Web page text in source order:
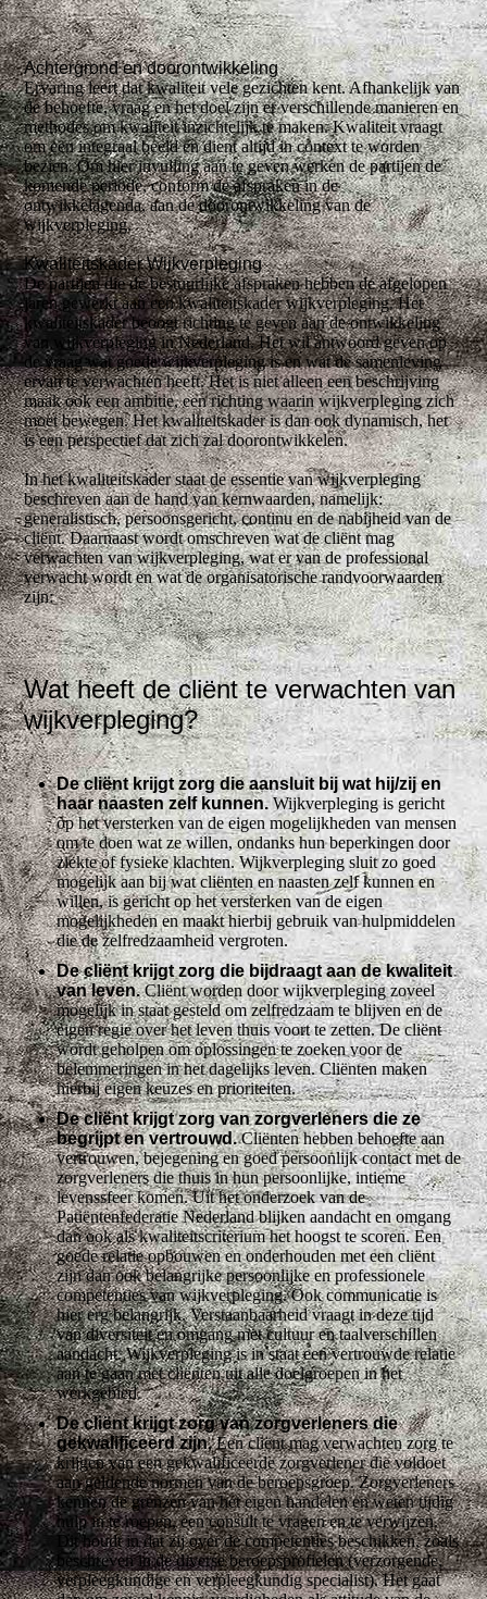
Achtergrond en doorontwikkeling
Ervaring leert dat kwaliteit vele gezichten kent. Afhankelijk van
de behoefte, vraag en het doel zijn er verschillende manieren en
methodes om kwaliteit inzichtelijk te maken. Kwaliteit vraagt
om een integraal beeld en dient altijd in context te worden
bezien. Om hier invulling aan te geven werken de partijen de
komende periode, conform de afspraken in de
ontwikkelagenda, aan de doorontwikkeling van de
wijkverpleging.
Kwaliteitskader Wijkverpleging
De partijen die de bestuurlijke afspraken hebben de afgelopen
jaren gewerkt aan een kwaliteitskader wijkverpleging. Het
kwaliteitskader beoogt richting te geven aan de ontwikkeling
van wijkverpleging in Nederland. Het wil antwoord geven op
de vraag wat goede wijkverpleging is en wat de samenleving
ervan te verwachten heeft. Het is niet alleen een beschrijving
maak ook een ambitie, een richting waarin wijkverpleging zich
moet bewegen. Het kwaliteitskader is dan ook dynamisch, het
is een perspectief dat zich zal doorontwikkelen.
In het kwaliteitskader staat de essentie van wijkverpleging
beschreven aan de hand van kernwaarden, namelijk:
generalistisch, persoonsgericht, continu en de nabijheid van de
cliënt. Daarnaast wordt omschreven wat de cliënt mag
verwachten van wijkverpleging, wat er van de professional
verwacht wordt en wat de organisatorische randvoorwaarden
zijn:
Wat heeft de cliënt te verwachten van
wijkverpleging?
De cliënt krijgt zorg die aansluit bij wat hij/zij en
haar naasten zelf kunnen.Wijkverpleging is gericht
op het versterken van de eigen mogelijkheden van mensen
om te doen wat ze willen, ondanks hun beperkingen door
ziekte of fysieke klachten. Wijkverpleging sluit zo goed
mogelijk aan bij wat cliënten en naasten zelf kunnen en
willen, is gericht op het versterken van de eigen
mogelijkheden en maakt hierbij gebruik van hulpmiddelen
die de zelfredzaamheid vergroten.
De cliënt krijgt zorg die bijdraagt aan de kwaliteit
van leven.Cliënt worden door wijkverpleging zoveel
mogelijk in staat gesteld om zelfredzaam te blijven en de
eigen regie over het leven thuis voort te zetten. De cliënt
wordt geholpen om oplossingen te zoeken voor de
belemmeringen in het dagelijks leven. Cliënten maken
hierbij eigen keuzes en prioriteiten.
De cliënt krijgt zorg van zorgverleners die ze
begrijpt en vertrouwd.Cliënten hebben behoefte aan
vertrouwen, bejegening en goed persoonlijk contact met de
zorgverleners die thuis in hun persoonlijke, intieme
levenssfeer komen. Uit het onderzoek van de
Patiëntenfederatie Nederland blijken aandacht en omgang
dan ook als kwaliteitscriterium het hoogst te scoren. Een
goede relatie opbouwen en onderhouden met een cliënt
zijn dan ook belangrijke persoonlijke en professionele
competenties van wijkverpleging. Ook communicatie is
hier erg belangrijk. Verstaanbaarheid vraagt in deze tijd
van diversiteit en omgang met cultuur en taalverschillen
aandacht. Wijkverpleging is in staat een vertrouwde relatie
aan te gaan met cliënten uit alle doelgroepen in het
werkgebied.
De cliënt krijgt zorg van zorgverleners die
gekwalificeerd zijn.Een cliënt mag verwachten zorg te
krijgen van een gekwalificeerde zorgverlener die voldoet
aan geldende normen van de beroepsgroep. Zorgverleners
kennen de grenzen van het eigen handelen en weten tijdig
hulp in te roepen, een consult te vragen en te verwijzen.
Dit houdt in dat zij over de competenties beschikken, zoals
beschreven in de diverse beroepsprofielen (verzorgende,
verpleegkundige en verpleegkundig specialist). Het gaat